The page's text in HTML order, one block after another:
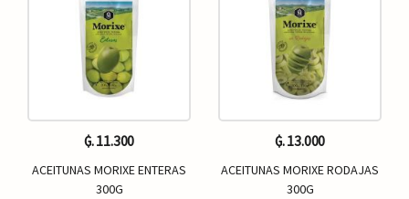
₲. 11.300
ACEITUNAS MORIXE ENTERAS
300G
₲. 13.000
ACEITUNAS MORIXE RODAJAS
300G